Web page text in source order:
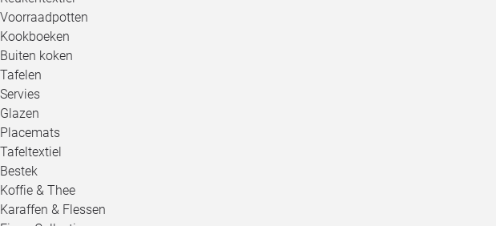
Voorraadpotten
Kookboeken
Buiten koken
Tafelen
Servies
Glazen
Placemats
Tafeltextiel
Bestek
Koffie & Thee
Karaffen & Flessen